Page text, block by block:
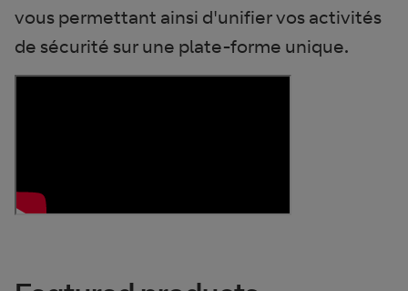
vous permettant ainsi d'unifier vos activités
de sécurité sur une plate-forme unique.